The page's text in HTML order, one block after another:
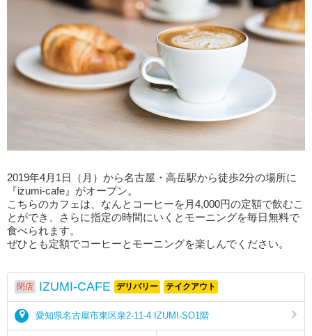
2019年4月1日（月）から名古屋・高岳駅から徒歩2分の場所に
『izumi-cafe』がオープン。
こちらのカフェは、なんとコーヒーを月4,000円の定額で飲むこ
とができ、さらに指定の時間にいくとモーニングを毎日無料で
食べられます。
ぜひとも定額でコーヒーとモーニングを楽しんでください。
閉店 IZUMI-CAFE デリバリー テイクアウト
愛知県名古屋市東区泉2-11-4 IZUMI-SO1階